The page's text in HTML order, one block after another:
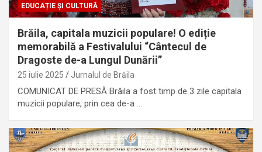
EDUCAȚIE ȘI CULTURĂ
Brăila, capitala muzicii populare! O ediție
memorabilă a Festivalului “Cântecul de
Dragoste de-a Lungul Dunării”
25 iulie 2025 Jurnalul de Brăila
COMUNICAT DE PRESĂ Brăila a fost timp de 3 zile capitala
muzicii populare, prin cea de-a …